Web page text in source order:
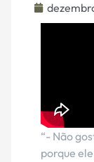
“- Não
porque